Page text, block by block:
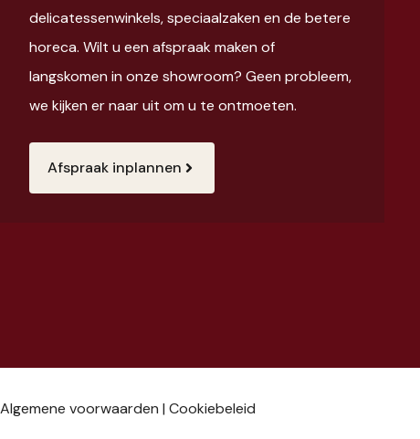
delicatessenwinkels, speciaalzaken en de betere
horeca. Wilt u een afspraak maken of
langskomen in onze showroom? Geen probleem,
we kijken er naar uit om u te ontmoeten.
Afspraak inplannen
Algemene voorwaarden | Cookiebeleid